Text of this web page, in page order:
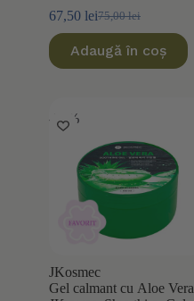
75,00lei
Prețul
a
fost:
67,50 leiPrețul
este:
67,50 lei.
Adaugă în coș
-30%
JKosmec
Gel calmant cu Aloe Vera